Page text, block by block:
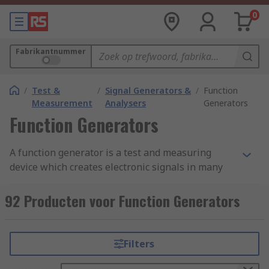
0
Fabrikantnummer
/ Test &
Measurement
/ Signal Generators &
Analysers
/ Function
Generators
Function Generators
A function generator is a test and measuring
device which creates electronic signals in many
purpose, when connected to a circuit, is to
produce controllable waveforms with adjustable
Function generators help to save time in building
oscillators when you are fabricating prototype
92 Producten voor Function Generators
Filters